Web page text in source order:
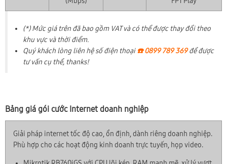
(*) Mức giá trên đã bao gồm VAT và có thể được thay đổi theo
khu vực và thời điểm.
Quý khách lòng liên hệ số điện thoại☎️ 0899 789 369để được
tư vấn cụ thể, thanks!
Bảng giá gói cước Internet doanh nghiệp
Giải pháp internet tốc độ cao, ổn định, dành riêng doanh nghiệp.
Phù hợp cho các hoạt động kinh doanh trực tuyến, họp video.